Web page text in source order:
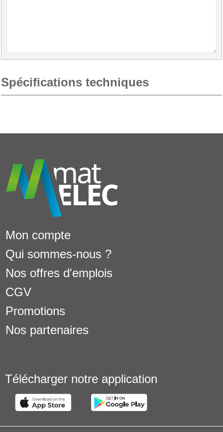
Spécifications techniques
Mon compte
Qui sommes-nous ?
Nos offres d'emplois
CGV
Promotions
Nos partenaires
Télécharger notre application